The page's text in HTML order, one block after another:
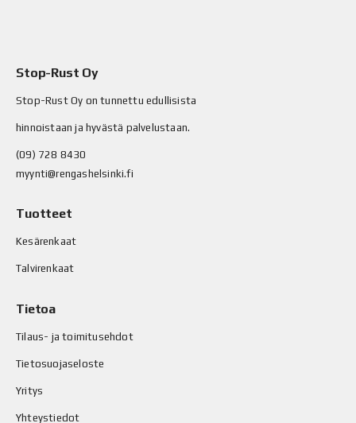
Stop-Rust Oy
Stop-Rust Oy on tunnettu edullisista
hinnoistaan ja hyvästä palvelustaan.
(09) 728 8430
myynti@rengashelsinki.fi
Tuotteet
Kesärenkaat
Talvirenkaat
Tietoa
Tilaus- ja toimitusehdot
Tietosuojaseloste
Yritys
Yhteystiedot